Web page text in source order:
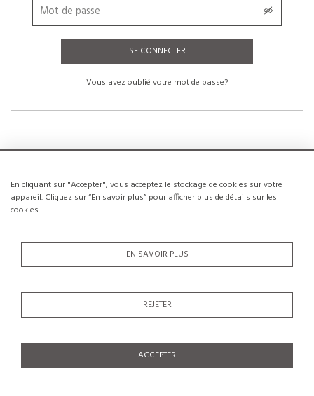
En cliquant sur "Accepter", vous acceptez le stockage de cookies sur votre
appareil. Cliquez sur “En savoir plus” pour afficher plus de détails sur les
cookies
EN SAVOIR PLUS
REJETER
ACCEPTER
SE CONNECTER
Vous avez oublié votre mot de passe?
NOUVEAUX CLIENTS
La création d’un compte a de nombreux avantages: sauvegarder la liste de vos
CRÉER UN COMPTE